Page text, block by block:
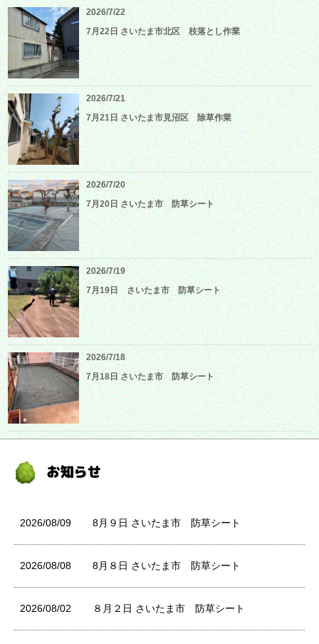
2026/7/22
7月22日 さいたま市北区 枝落とし作業
2026/7/21
7月21日 さいたま市見沼区 除草作業
2026/7/20
7月20日 さいたま市 防草シート
2026/7/19
7月19日 さいたま市 防草シート
2026/7/18
7月18日 さいたま市 防草シート
2026/08/09 8月９日 さいたま市 防草シート
2026/08/08 8月８日 さいたま市 防草シート
2026/08/02 ８月２日 さいたま市 防草シート